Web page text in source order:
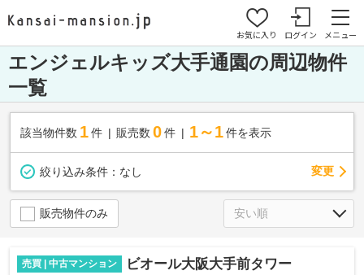
お気に入り ログイン メニュー
エンジェルキッズ大手通園の周辺物件
一覧
該当物件数 1件 販売数 0 件 1～1 件を表示
絞り込み条件： なし 変更
販売物件のみ
売買 | 中古マンション ビオール大阪大手前タワー